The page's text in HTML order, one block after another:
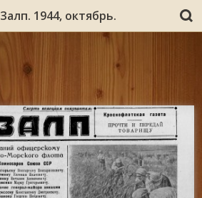
Залп. 1944, октябрь.